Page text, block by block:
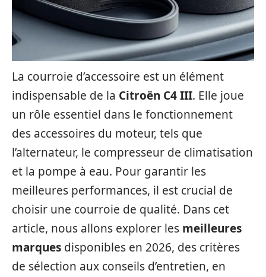
La courroie d’accessoire est un élément
indispensable de la Citroën C4 III. Elle joue
un rôle essentiel dans le fonctionnement
des accessoires du moteur, tels que
l’alternateur, le compresseur de climatisation
et la pompe à eau. Pour garantir les
meilleures performances, il est crucial de
choisir une courroie de qualité. Dans cet
article, nous allons explorer les meilleures
marques disponibles en 2026, des critères
de sélection aux conseils d’entretien, en